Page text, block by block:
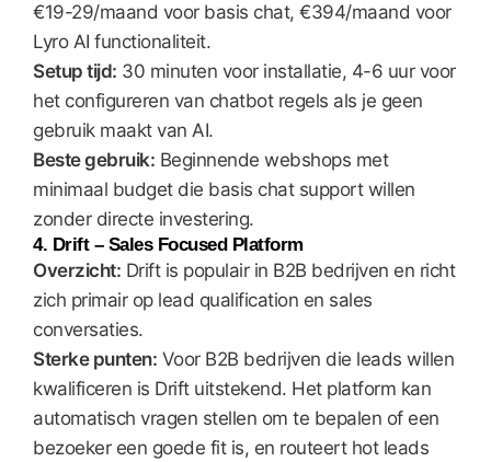
€19-29/maand voor basis chat, €394/maand voor
Lyro AI functionaliteit.
Setup tijd: 30 minuten voor installatie, 4-6 uur voor
het configureren van chatbot regels als je geen
gebruik maakt van AI.
Beste gebruik: Beginnende webshops met
minimaal budget die basis chat support willen
zonder directe investering.
4. Drift – Sales Focused Platform
Overzicht: Drift is populair in B2B bedrijven en richt
zich primair op lead qualification en sales
conversaties.
Sterke punten: Voor B2B bedrijven die leads willen
kwalificeren is Drift uitstekend. Het platform kan
automatisch vragen stellen om te bepalen of een
bezoeker een goede fit is, en routeert hot leads